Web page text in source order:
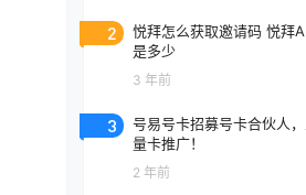
2
悦拜怎么获取邀请码 悦拜
是多少
3 年前
3
号易号卡招募号卡合伙人
量卡推广！
2 年前